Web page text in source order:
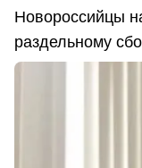
Новороссийцы
раздельному